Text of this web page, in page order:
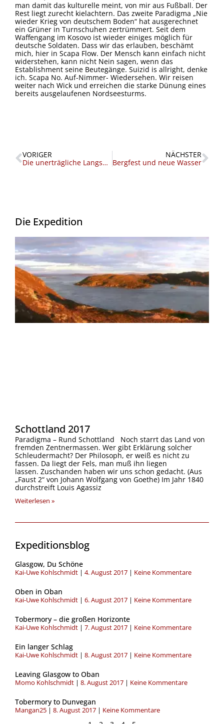
man damit das kulturelle meint, von mir aus Fußball. Der
Rest liegt zurecht kielachtern. Das zweite Paradigma „Nie
wieder Krieg von deutschem Boden“ hat ausgerechnet
ein Grüner in Turnschuhen zertrümmert. Seit dem
Waffengang im Kosovo ist wieder einiges möglich für
deutsche Soldaten. Dass wir das erlauben, beschämt
mich, hier in Scapa Flow. Der Mensch kann einfach nicht
widerstehen, kann nicht Nein sagen, wenn das
Establishment seine Beutegänge. Suizid is allright, denke
ich. Scapa No. Auf-Nimmer- Wiedersehen. Wir reisen
weiter nach Wick und erreichen die starke Dünung eines
bereits ausgelaufenen Nordseesturms.
Zurück
VORIGER
Die unerträgliche Langsamkeit des Seins
NÄCHSTER
Bergfest und neue Wasser
Die Expedition
Schottland 2017
Paradigma – Rund Schottland Noch starrt das Land von
fremden Zentnermassen. Wer gibt Erklärung solcher
Schleudermacht? Der Philosoph, er weiß es nicht zu
fassen. Da liegt der Fels, man muß ihn liegen
lassen. Zuschanden haben wir uns schon gedacht. (Aus
„Faust 2“ von Johann Wolfgang von Goethe) Im Jahr 1840
durchstreift Louis Agassiz
Weiterlesen »
Expeditionsblog
Glasgow, Du Schöne
Kai-Uwe Kohlschmidt 4. August 2017 Keine Kommentare
Oben in Oban
Kai-Uwe Kohlschmidt 6. August 2017 Keine Kommentare
Tobermory – die großen Horizonte
Kai-Uwe Kohlschmidt 7. August 2017 Keine Kommentare
Ein langer Schlag
Kai-Uwe Kohlschmidt 8. August 2017 Keine Kommentare
Leaving Glasgow to Oban
Momo Kohlschmidt 8. August 2017 Keine Kommentare
Tobermory to Dunvegan
Mangan25 8. August 2017 Keine Kommentare